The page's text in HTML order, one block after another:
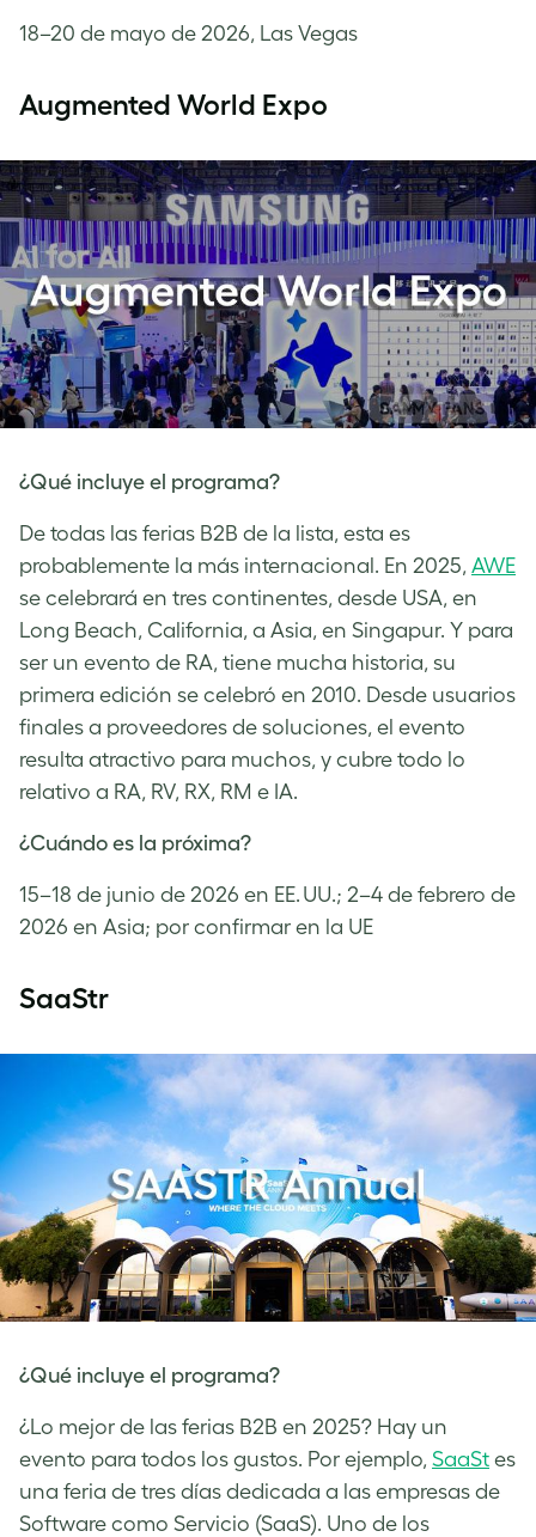
18–20 de mayo de 2026, Las Vegas
Augmented World Expo
¿Qué incluye el programa?
De todas las ferias B2B de la lista, esta es
probablemente la más internacional. En 2025, AWE
se celebrará en tres continentes, desde USA, en
Long Beach, California, a Asia, en Singapur. Y para
ser un evento de RA, tiene mucha historia, su
primera edición se celebró en 2010. Desde usuarios
finales a proveedores de soluciones, el evento
resulta atractivo para muchos, y cubre todo lo
relativo a RA, RV, RX, RM e IA.
¿Cuándo es la próxima?
15–18 de junio de 2026 en EE. UU.; 2–4 de febrero de
2026 en Asia; por confirmar en la UE
SaaStr
¿Qué incluye el programa?
¿Lo mejor de las ferias B2B en 2025? Hay un
evento para todos los gustos. Por ejemplo, SaaSt es
una feria de tres días dedicada a las empresas de
Software como Servicio (SaaS). Uno de los